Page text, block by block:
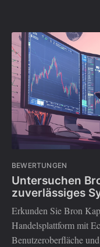
BEWERTUNGEN
Untersuchen
zuverlässiges
Erkunden Sie Bron
Handelsplattform mit
Benutzeroberfläche